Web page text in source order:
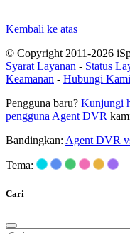
Kembali ke atas
© Copyright 2011-2026
Syarat Layanan - Status
Keamanan - Hubungi Kami
Pengguna baru? Kunjungi
pengguna Agent DVR
Bandingkan: Agent DVR
Tema:
Cari